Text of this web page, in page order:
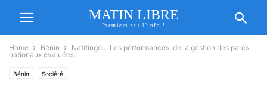
MATIN LIBRE
Premiers sur l'info !
Home Bénin
Natitingou: Les performances de la gestion des parcs
nationaux évaluées
Bénin Société